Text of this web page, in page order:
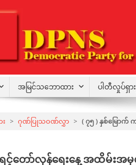
အမြင်သဘောထား ပါတီလှုပ်ရှား
> ဂုဏ်ပြုသဝဏ်လွှာ > ( ၇၅ ) နှစ်မြော
ရင့်တော်လှန်ရေးနေ့ အထိမ်းအ